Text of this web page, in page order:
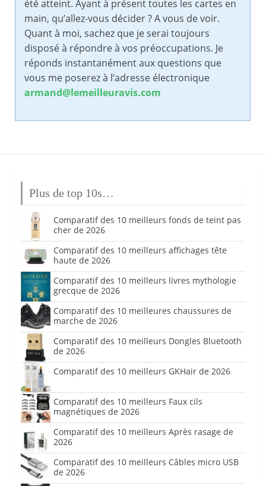
été atteint. Ayant à présent toutes les cartes en
main, qu’allez-vous décider ? A vous de voir.
Quant à moi, sachez que je serai toujours
disposé à répondre à vos préoccupations. Je
réponds instantanément aux questions que
vous me poserez à l’adresse électronique
armand@lemeilleuravis.com
Plus de top 10s…
Comparatif des 10 meilleurs fonds de teint pas
cher de 2026
Comparatif des 10 meilleurs affichages tête
haute de 2026
Comparatif des 10 meilleurs livres mythologie
grecque de 2026
Comparatif des 10 meilleures chaussures de
marche de 2026
Comparatif des 10 meilleurs Dongles Bluetooth
de 2026
Comparatif des 10 meilleurs GKHair de 2026
Comparatif des 10 meilleurs Faux cils
magnétiques de 2026
Comparatif des 10 meilleurs Après rasage de
2026
Comparatif des 10 meilleurs Câbles micro USB
de 2026